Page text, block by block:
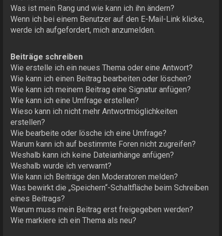
Was ist mein Rang und wie kann ich ihn ändern?
Wenn ich bei einem Benutzer auf den E-Mail-Link klicke,
werde ich aufgefordert, mich anzumelden.
Beiträge schreiben
Wie erstelle ich ein neues Thema oder eine Antwort?
Wie kann ich einen Beitrag bearbeiten oder löschen?
Wie kann ich meinem Beitrag eine Signatur anfügen?
Wie kann ich eine Umfrage erstellen?
Wieso kann ich nicht mehr Antwortmöglichkeiten
erstellen?
Wie bearbeite oder lösche ich eine Umfrage?
Warum kann ich auf bestimmte Foren nicht zugreifen?
Weshalb kann ich keine Dateianhänge anfügen?
Weshalb wurde ich verwarnt?
Wie kann ich Beiträge den Moderatoren melden?
Was bewirkt die „Speichern“-Schaltfläche beim Schreiben
eines Beitrags?
Warum muss mein Beitrag erst freigegeben werden?
Wie markiere ich ein Thema als neu?